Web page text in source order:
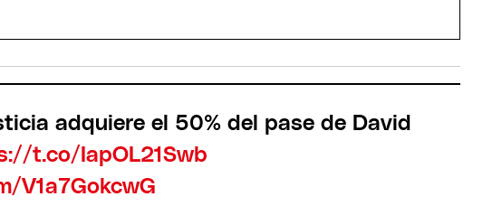
adquiere el 50% del pase de David
t.co/IapOL21Swb
V1a7GokcwG